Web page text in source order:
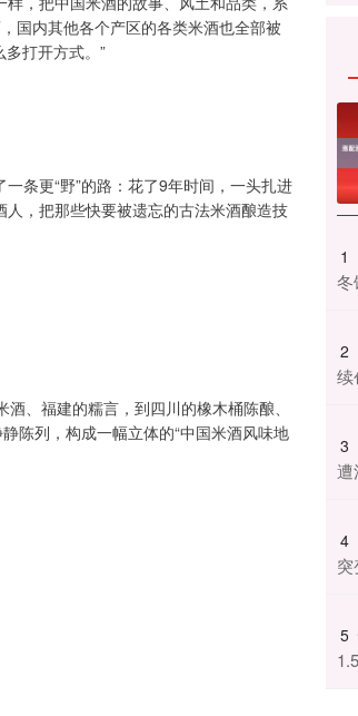
国内其他各个产区的各类米酒也全部被
打开方式。”
条更“野”的路：花了9年时间，一头扎进
，把那些快要被遗忘的古法米酒酿造技
、福建的糯言，到四川的橡木桶陈酿、
陈列，构成一幅立体的“中国米酒风味地
1
冬
2
续
3
遭
4
突
5